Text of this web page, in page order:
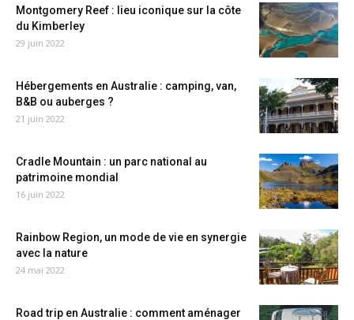
Montgomery Reef : lieu iconique sur la côte
du Kimberley
29 juin 2022
Hébergements en Australie : camping, van,
B&B ou auberges ?
21 juin 2022
Cradle Mountain : un parc national au
patrimoine mondial
16 juin 2022
Rainbow Region, un mode de vie en synergie
avec la nature
24 mai 2022
Road trip en Australie : comment aménager